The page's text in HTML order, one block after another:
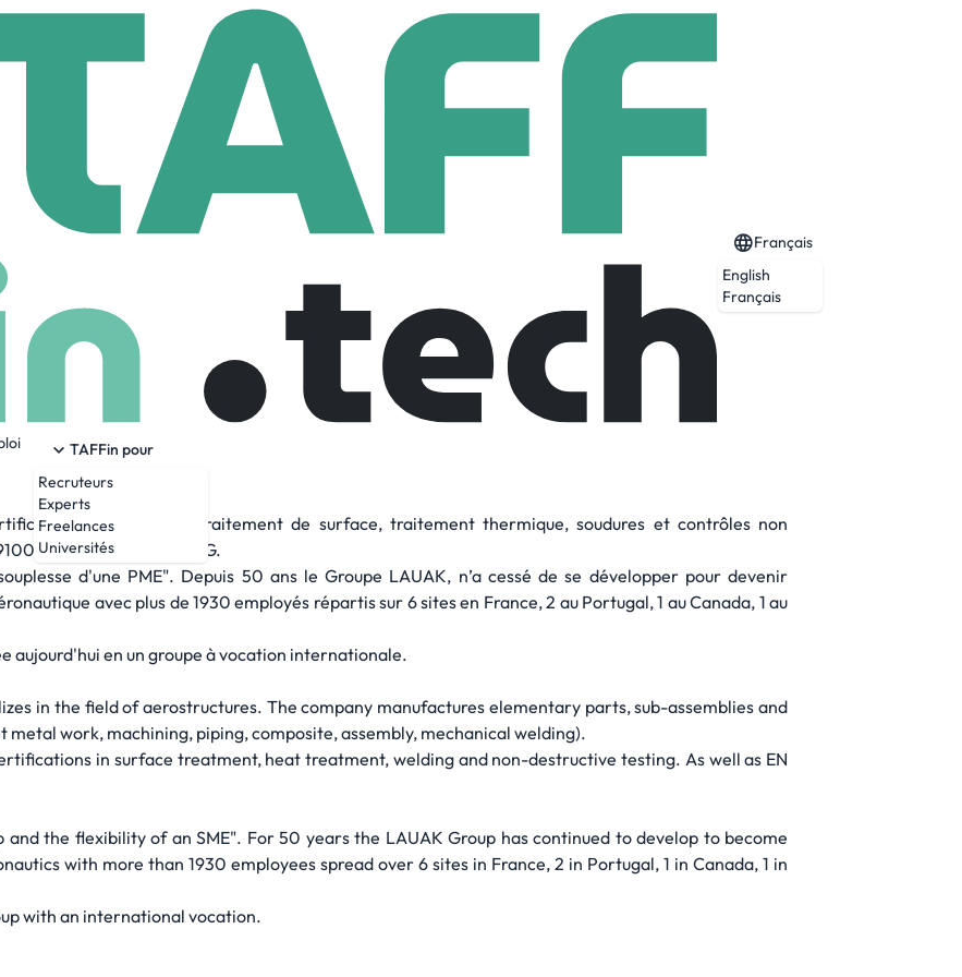
TAFFin pour
Recruteurs
Experts
Freelances
Universités
Français
English
Français
518 Employees
dans le domaine de l'aérostructure. L'entreprise fabrique des pièces élémentaires, des sous-
chaudronnerie, usinage, tuyauterie, composite, assemblage, mécano-soudé).
NADCAP en traitement de surface, traitement thermique, soudures et contrôles non
et Part 21 sous partie G.
d'une PME". Depuis 50 ans le Groupe LAUAK, n’a cessé de se développer pour devenir
avec plus de 1930 employés répartis sur 6 sites en France, 2 au Portugal, 1 au Canada, 1 au
en un groupe à vocation internationale.
in the field of aerostructures. The company manufactures elementary parts, sub-assemblies and
work, machining, piping, composite, assembly, mechanical welding).
in surface treatment, heat treatment, welding and non-destructive testing. As well as EN
the flexibility of an SME". For 50 years the LAUAK Group has continued to develop to become
with more than 1930 employees spread over 6 sites in France, 2 in Portugal, 1 in Canada, 1 in
with an international vocation.